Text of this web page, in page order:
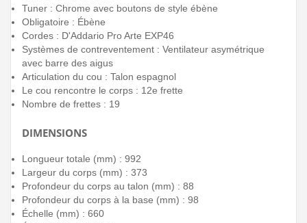
Tuner : Chrome avec boutons de style ébène
Obligatoire : Ébène
Cordes : D'Addario Pro Arte EXP46
Systèmes de contreventement : Ventilateur asymétrique
avec barre des aigus
Articulation du cou : Talon espagnol
Le cou rencontre le corps : 12e frette
Nombre de frettes : 19
DIMENSIONS
Longueur totale (mm) : 992
Largeur du corps (mm) : 373
Profondeur du corps au talon (mm) : 88
Profondeur du corps à la base (mm) : 98
Échelle (mm) : 660